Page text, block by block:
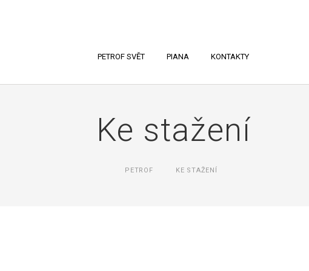
PETROF SVĚT PIANA KONTAKTY
Ke stažení
PETROF KE STAŽENÍ